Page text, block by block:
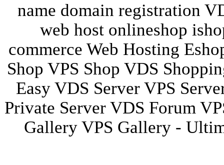
name domain registration
web host onlineshop
commerce Web Hosting
Shop VPS Shop VDS
Easy VDS Server VPS
Private Server VDS Forum
Gallery VPS Gallery -